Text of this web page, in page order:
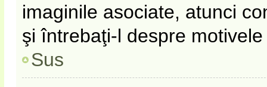
imaginile asociate, atunci
şi întrebaţi-l despre
Sus